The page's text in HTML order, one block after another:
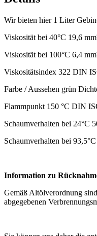
Wir bieten hier 1 Liter
Viskosität bei 40°C 19,6
Viskosität bei 100°C 6,4
Viskositätsindex 322 DIN
Farbe / Aussehen grün
Flammpunkt 150 °C DIN
Schaumverhalten bei 24°C
Schaumverhalten bei
Information zu
Gemäß Altölverordnung
abgegebenen